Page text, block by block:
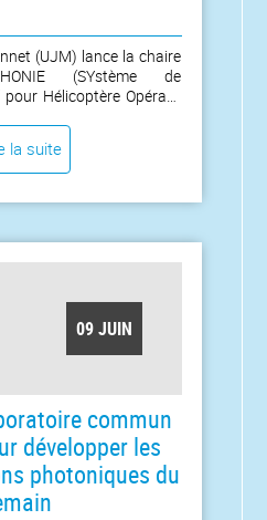
(UJM) lance la chaire
(SYstème de
Hélicoptère Opérant
en partenariat avec le
et Technologie (R&T)
l’Agence nationale de la
la suite
09 JUIN
commun
développer les
photoniques du